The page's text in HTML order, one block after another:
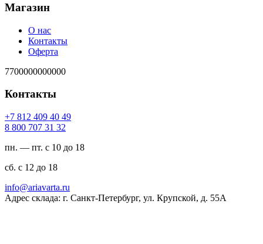
Магазин
О нас
Контакты
Оферта
7700000000000
Контакты
94 04 904 218 7+
23 13 707 008 8
пн. — пт. с 10 до 18
сб. с 12 до 18
ur.atravaira@ofni
Адрес склада: г. Санкт-Петербург, ул. Крупской, д. 55А